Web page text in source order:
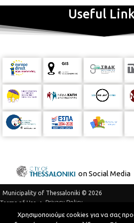
Useful
on Social Media
Municipality of Thessaloniki © 2026
Terms of Use
Privacy Policy
Telephone Catalog
Χρησιμοποιούμε cookies για να σας